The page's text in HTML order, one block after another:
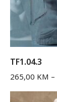
TF1.04.3
265,00 KM –